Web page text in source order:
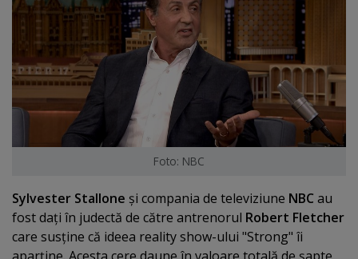
Foto: NBC
Sylvester Stallone şi compania de televiziune NBC au
fost daţi în judectă de către antrenorul Robert Fletcher
care susţine că ideea reality show-ului "Strong" îi